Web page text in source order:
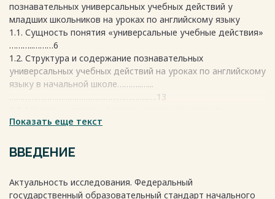
познавательных универсальных учебных действий у
младших школьников на уроках по английскому языку
1.1. Сущность понятия «универсальные учебные действия»
………..………6
1.2. Структура и содержание познавательных
универсальных учебных действий на уроках по английскому
языку в начальной школе………..…...
……………………………………………………..….13
универсальных учебных действий у младших школьников
…………………….…………….....20
1.4. Выводы по первой главе…………..…………..………….………………
Глава II Экспериментальная работа по формированию
Показать еще текст
ВВЕДЕНИЕ
Актуальность исследования. Федеральный
государственный образовательный стандарт начального